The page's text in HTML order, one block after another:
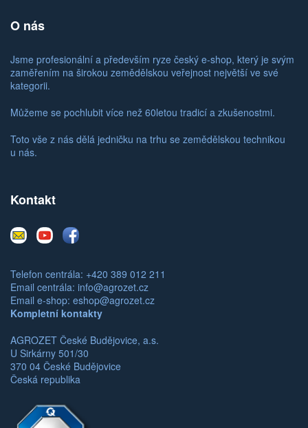
O nás
Jsme profesionální a především ryze český e-shop, který je svým
zaměřením na širokou zemědělskou veřejnost největší ve své
kategorii.
Můžeme se pochlubit více než 60letou tradicí a zkušenostmi.
Toto vše z nás dělá jedničku na trhu se zemědělskou technikou
u nás.
Kontakt
E-
mail
YoutubeFacebook
Telefon centrála: +420 389 012 211
Email centrála: info@agrozet.cz
Email e-shop: eshop@agrozet.cz
Kompletní kontakty
AGROZET České Budějovice, a.s.
U Sirkárny 501/30
370 04 České Budějovice
Česká republika